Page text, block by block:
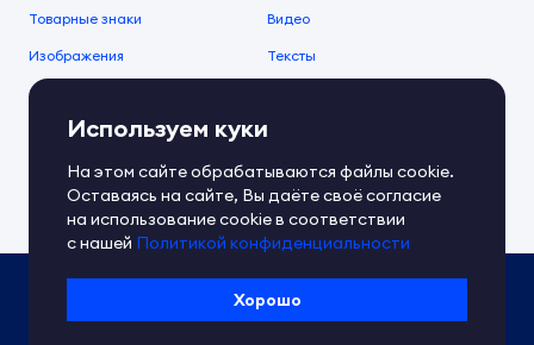
Товарные знаки Видео
Изображения Тексты
О компании
О сервисе
Документы IPEX Справочный центр
Контакты Обратная связь
Политика IPEX по обработке ПД
Условия использования платформы
Используем куки
На этом сайте обрабатываются файлы cookie.
Оставаясь на сайте, Вы даёте своё согласие
на использование cookie в соответствии
с нашей Политикой конфиденциальности
Хорошо